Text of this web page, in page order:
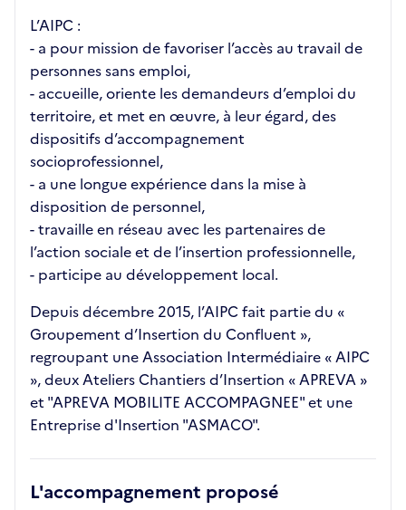
L’AIPC :
- a pour mission de favoriser l’accès au travail de
personnes sans emploi,
- accueille, oriente les demandeurs d’emploi du
territoire, et met en œuvre, à leur égard, des
dispositifs d’accompagnement
socioprofessionnel,
- a une longue expérience dans la mise à
disposition de personnel,
- travaille en réseau avec les partenaires de
l’action sociale et de l’insertion professionnelle,
- participe au développement local.
Depuis décembre 2015, l’AIPC fait partie du «
Groupement d’Insertion du Confluent »,
regroupant une Association Intermédiaire « AIPC
», deux Ateliers Chantiers d’Insertion « APREVA »
et "APREVA MOBILITE ACCOMPAGNEE" et une
Entreprise d'Insertion "ASMACO".
L'accompagnement proposé